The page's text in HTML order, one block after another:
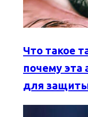
Что такое
почему эта
для защиты